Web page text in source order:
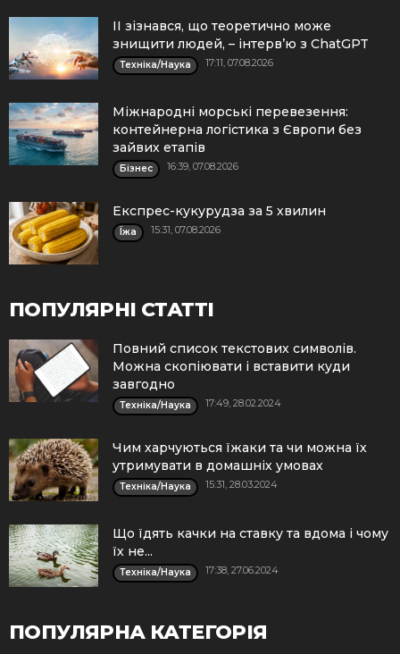
ІІ зізнався, що теоретично може
знищити людей, – інтерв’ю з ChatGPT
Техніка/Наука 17:11, 07.08.2026
Міжнародні морські перевезення:
контейнерна логістика з Європи без
зайвих етапів
Бізнес 16:39, 07.08.2026
Експрес-кукурудза за 5 хвилин
Їжа 15:31, 07.08.2026
ПОПУЛЯРНІ СТАТТІ
Повний список текстових символів.
Можна скопіювати і вставити куди
завгодно
Техніка/Наука 17:49, 28.02.2024
Чим харчуються їжаки та чи можна їх
утримувати в домашніх умовах
Техніка/Наука 15:31, 28.03.2024
Що їдять качки на ставку та вдома і чому
їх не...
Техніка/Наука 17:38, 27.06.2024
ПОПУЛЯРНА КАТЕГОРІЯ